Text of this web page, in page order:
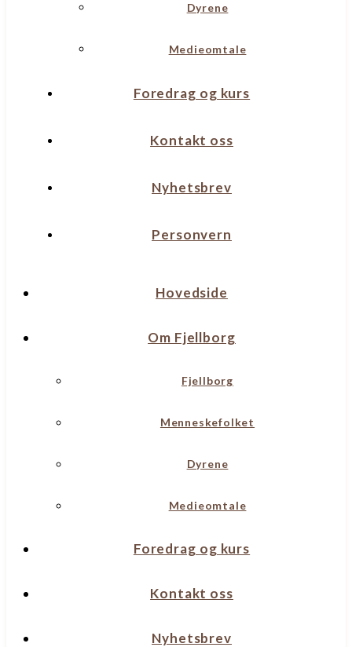
Dyrene
Medieomtale
Foredrag og kurs
Kontakt oss
Nyhetsbrev
Personvern
Hovedside
Om Fjellborg
Fjellborg
Menneskefolket
Dyrene
Medieomtale
Foredrag og kurs
Kontakt oss
Nyhetsbrev